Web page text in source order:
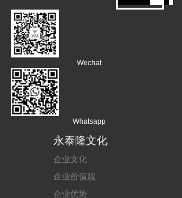
Wechat
Whatsapp
永泰隆文化
企业文化
企业价值观
企业优势